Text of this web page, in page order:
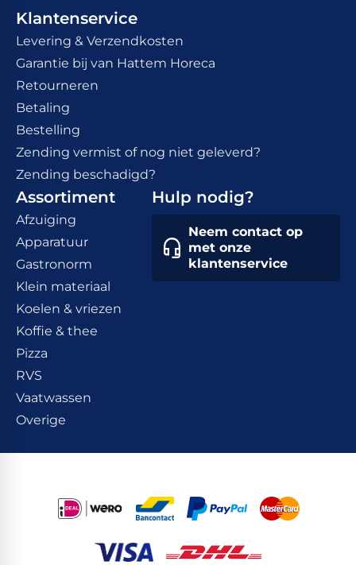
Klantenservice
Levering & Verzendkosten
Garantie bij van Hattem Horeca
Retourneren
Betaling
Bestelling
Zending vermist of nog niet geleverd?
Zending beschadigd?
Assortiment
Afzuiging
Apparatuur
Gastronorm
Klein materiaal
Koelen & vriezen
Koffie & thee
Pizza
RVS
Vaatwassen
Overige
Hulp nodig?
Neem contact op
met onze
klantenservice